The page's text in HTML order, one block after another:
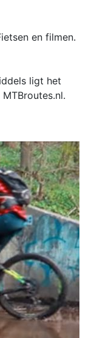
en filmen.
ligt het